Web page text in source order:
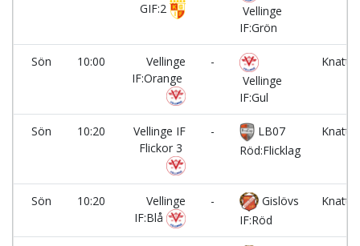
GIF:2
Vellinge
IF:Grön
Sön 10:00
Vellinge
IF:Orange
-
Vellinge
IF:Gul
Sön 10:20
Vellinge IF
Flickor 3
-
LB07
Röd:Flicklag
Sön 10:20
Vellinge
IF:Blå
-
Gislövs
IF:Röd